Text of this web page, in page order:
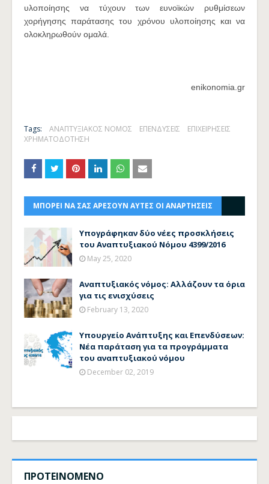
υλοποίησης να τύχουν των ευνοϊκών ρυθμίσεων
χορήγησης παράτασης του χρόνου υλοποίησης και να
ολοκληρωθούν ομαλά.
enikonomia.gr
Tags: ΑΝΑΠΤΥΞΙΑΚΟΣ ΝΟΜΟΣ ΕΠΕΝΔΥΣΕΙΣ
ΕΠΙΧΕΙΡΗΣΕΙΣ
ΧΡΗΜΑΤΟΔΟΤΗΣΗ
ΜΠΟΡΕΙ ΝΑ ΣΑΣ ΑΡΕΣΟΥΝ ΑΥΤΕΣ ΟΙ ΑΝΑΡΤΗΣΕΙΣ
Υπογράφηκαν δύο νέες προσκλήσεις
του Αναπτυξιακού Νόμου 4399/2016
May 25, 2020
Αναπτυξιακός νόμος: Αλλάζουν τα όρια
για τις ενισχύσεις
February 13, 2020
Υπουργείο Ανάπτυξης και Επενδύσεων:
Νέα παράταση για τα προγράμματα
του αναπτυξιακού νόμου
December 02, 2019
ΠΡΟΤΕΙΝΟΜΕΝΟ